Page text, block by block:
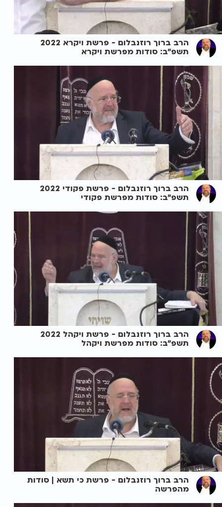
הרב ברוך רוזנבלום - פרשת ויקרא 2022
תשפ"ב: סודות מפרשת ויקרא
הרב ברוך רוזנבלום - פרשת פקודי 2022
תשפ"ב: סודות מפרשת פקודי
הרב ברוך רוזנבלום - פרשת ויקהל 2022
תשפ"ב: סודות מפרשת ויקהל
הרב ברוך רוזנבלום - פרשת כי תשא | סודות
מהפרשה